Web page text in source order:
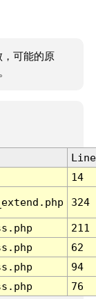
可能的原
Line
14
324
211
62
94
76